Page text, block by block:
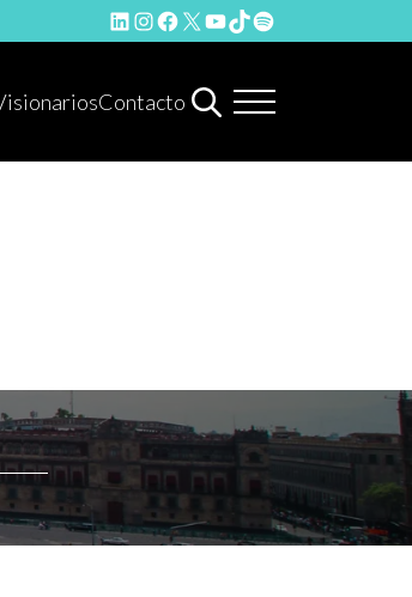
LinkedIn
Instagram
Facebook
X YouTube
TikTok
Spotify
Contacto